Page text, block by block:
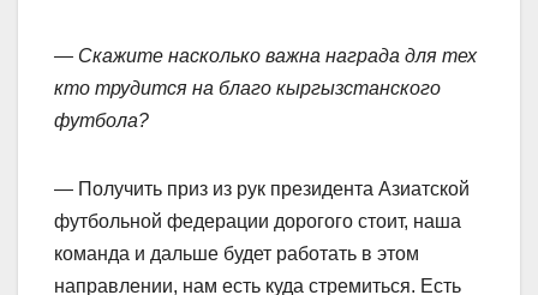
— Скажите насколько важна награда для тех
кто трудится на благо кыргызстанского
футбола?
— Получить приз из рук президента Азиатской
футбольной федерации дорогого стоит, наша
команда и дальше будет работать в этом
направлении, нам есть куда стремиться. Есть